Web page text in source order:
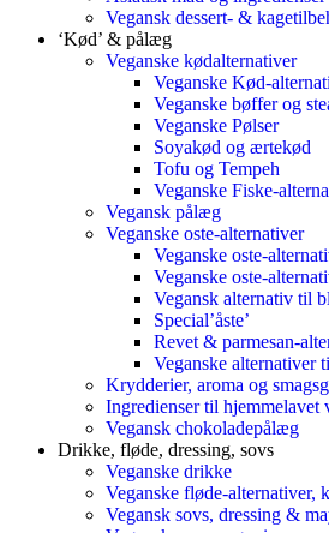
Vegansk dessert- &
‘Kød’ & pålæg
Veganske kødalternativer
Veganske Kød-
Veganske bøffer og
Veganske Pølser
Soyakød og ærtekød
Tofu og Tempeh
Veganske Fiske-
Vegansk pålæg
Veganske oste-alternativer
Veganske oste-
Veganske oste-
Vegansk alternativ til
Special’åste’
Revet & parmesan-
Veganske alternativer
Krydderier, aroma og
Ingredienser til hjemmelavet
Vegansk chokoladepålæg
Drikke, fløde, dressing, sovs
Veganske drikke
Veganske fløde-
Vegansk sovs, dressing &